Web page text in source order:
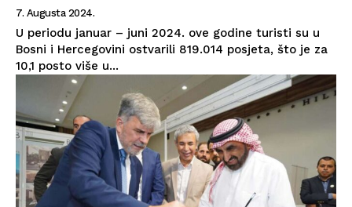
7. Augusta 2024.
U periodu januar – juni 2024. ove godine turisti su u
Bosni i Hercegovini ostvarili 819.014 posjeta, što je za
10,1 posto više u...